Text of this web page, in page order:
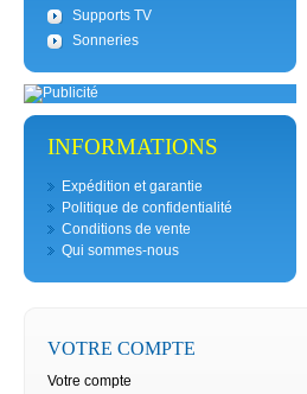
Supports TV
Sonneries
INFORMATIONS
Expédition et garantie
Politique de confidentialité
Conditions de vente
Qui sommes-nous
VOTRE COMPTE
Votre compte